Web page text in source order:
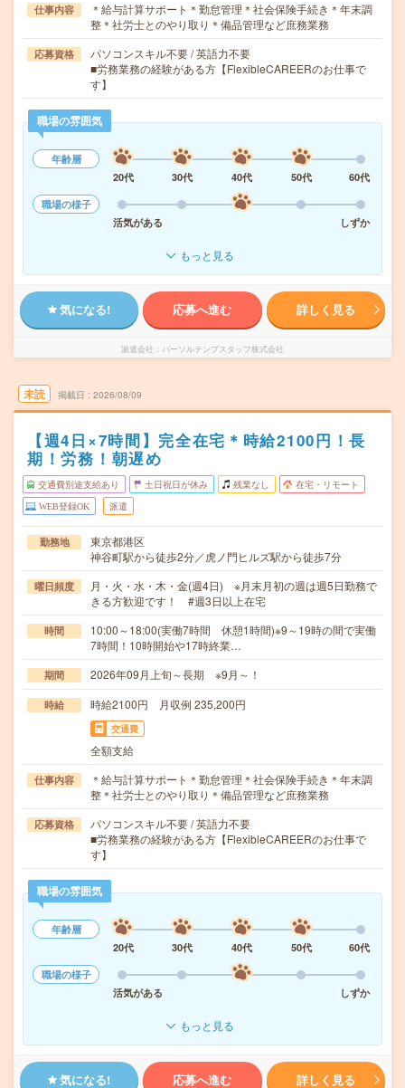
仕事内容
＊給与計算サポート＊勤怠管理＊社会保険手続き＊年末調
整＊社労士とのやり取り＊備品管理など庶務業務
応募資格
パソコンスキル不要 / 英語力不要
■労務業務の経験がある方【FlexibleCAREERのお仕事で
す】
職場の雰囲気
年齢層
20代
30代 40代 50代
60代
職場の様子
活気がある
しずか
もっと見る
気になる! 応募へ進む 詳しく見る
派遣会社 パーソルテンプスタッフ株式会社
未読 掲載日 2026/08/09
【週4日×7時間】完全在宅＊時給2100円！長
期！労務！朝遅め
交通費別途支給あり 土日祝日が休み 残業なし 在宅・リモート
WEB登録OK 派遣
勤務地
東京都港区
神谷町駅から徒歩2分／虎ノ門ヒルズ駅から徒歩7分
曜日頻度
月・火・水・木・金(週4日) ※月末月初の週は週5日勤務で
きる方歓迎です！ #週3日以上在宅
時間
10:00～18:00(実働7時間 休憩1時間)※9～19時の間で実働
7時間！10時開始や17時終業…
期間 2026年09月上旬～長期 ※9月～！
時給 時給2100円 月収例 235,200円
交通費
全額支給
仕事内容
＊給与計算サポート＊勤怠管理＊社会保険手続き＊年末調
整＊社労士とのやり取り＊備品管理など庶務業務
応募資格
パソコンスキル不要 / 英語力不要
■労務業務の経験がある方【FlexibleCAREERのお仕事で
す】
職場の雰囲気
年齢層
20代
30代 40代 50代
60代
職場の様子
活気がある
しずか
もっと見る
気になる! 応募へ進む 詳しく見る